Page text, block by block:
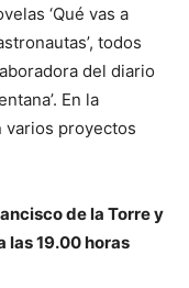
‘Qué vas a
todos
del diario
En la
varios proyectos
de la Torre y
las 19.00 horas